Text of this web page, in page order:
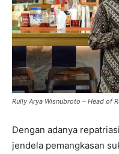
Rully Arya Wisnubroto – Head of
Dengan adanya
jendela pemangkasan